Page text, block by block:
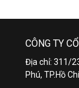
CÔNG TY
Địa chỉ: 311/
Phú, TP.Hồ